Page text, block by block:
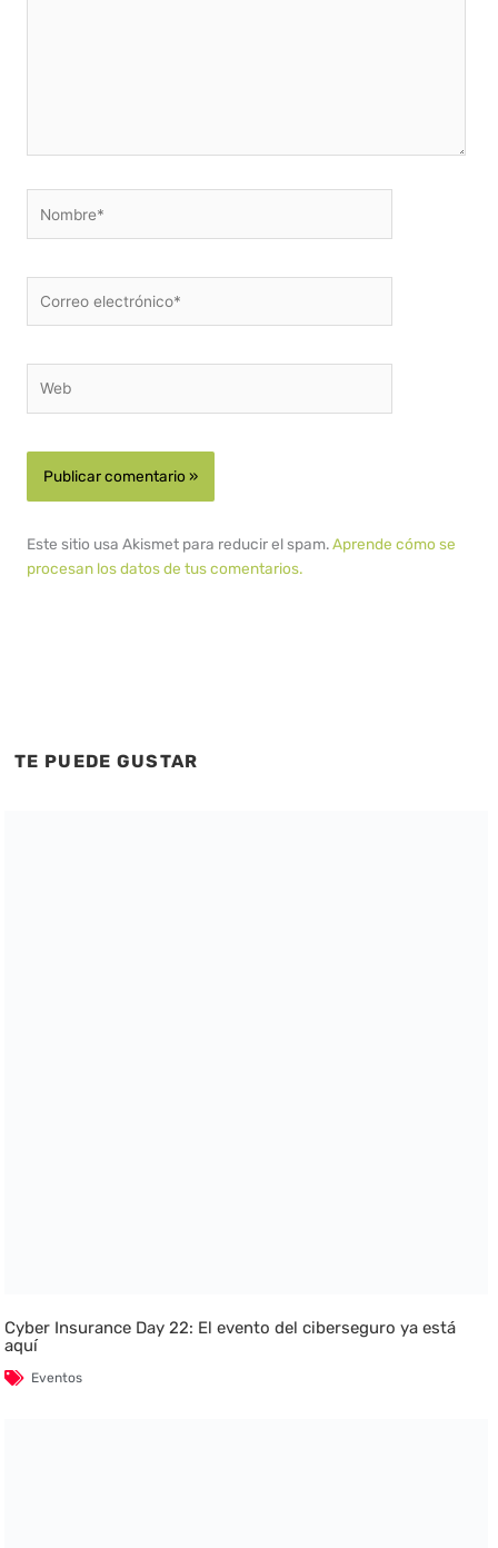
electrónico*
Este sitio usa Akismet para reducir el spam.Aprende cómo se
procesan los datos de tus comentarios.
TE PUEDE GUSTAR
Cyber Insurance Day 22: El evento del ciberseguro ya está
aquí
Eventos